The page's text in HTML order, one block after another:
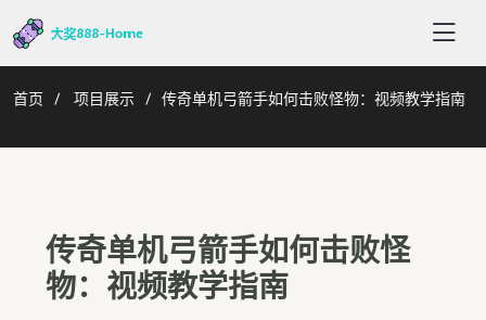
首页 项目展示 传奇单机弓箭手如何击败怪物：视频教学指南
传奇单机弓箭手如何击败怪
物：视频教学指南